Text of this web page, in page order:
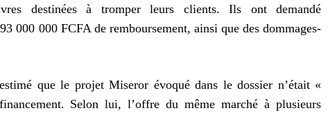
destinées à tromper leurs clients. Ils ont demandé
000 000 FCFA de remboursement, ainsi que des dommages-
que le projet Miseror évoqué dans le dossier n’était «
Selon lui, l’offre du même marché à plusieurs